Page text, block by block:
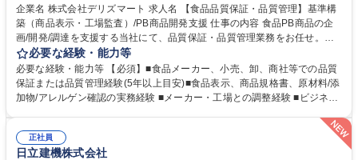
企業名 株式会社デリズマート 求人名 【食品品質保証・品質管理】基準構
築（商品表示・工場監査）/PB商品開発支援 仕事の内容 食品PB商品の企
画/開発/調達を支援する当社にて、品質保証・品質管理業務をお任せ。商
品規格書、食品表示、原材料/添加物/アレルゲン確認を中心に国内外メー
カー・工場の品質基準整備から発売後対応まで担います。 【詳細】 ■商品
規格書、一括表示、栄養成分、原材料・添加物・アレルゲンの確認 ■メー
カーへの修正指示・承認管理 ■国内外工場の監査、製造立会い、改善指導
レーム、品質事故、商品回収時の原因調査、関係先対応、再発防止 ■小売
企業への品質報告・問い合わせ対応 ■商品開発、物流、営業との連携 ※業
務内容の変更の範囲：当社業務全般 募集職種 【食品品質保証・品質管
必要な経験・能力等
必要な経験・能力等 【必須】■食品メーカー、小売、卸、商社等での品質
保証または品質管理経験(5年以上目安)■食品表示、商品規格書、原材料/添
加物/アレルゲン確認の実務経験 ■メーカー・工場との調整経験 ■ビジネス
または3級以上■HACCPに関する研修修了 ■ISO 22000・FSSC 22000・J
FS規格の内部監査員研修修了 ■TOEIC700点以上の英語力やビジネス上で
正社員
日立建機株式会社